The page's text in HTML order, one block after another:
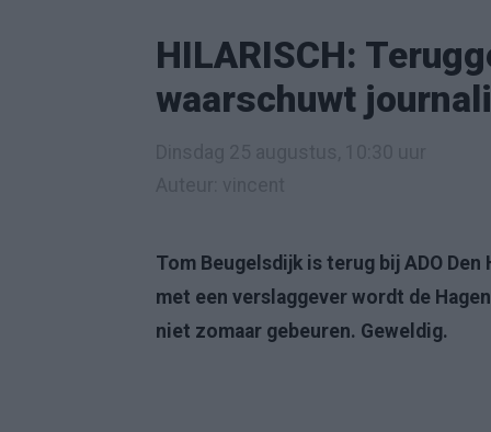
HILARISCH:
waarschuwt
Tom Beugelsdijk is terug bij ADO
met een verslaggever wordt de
niet zomaar gebeuren. Geweldig.